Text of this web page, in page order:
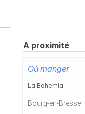
A proximité
Où manger
La Bohemia
Bourg-en-Bresse